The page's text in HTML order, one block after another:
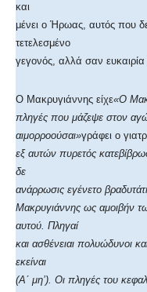
και
μένει ο Ήρωας, αυτός που
τετελεσμένο
γεγονός, αλλά σαν ευκαιρία
Ο Μακρυγιάννης είχε«Ο
πληγές που μάζεψε στον
αιμορροούσαι»γράφει ο
εξ αυτών πυρετός
δε
ανάρρωσις εγένετο
Μακρυγιάννης ως αμοιβήν
αυτού. Πληγαί
και ασθένειαι πολυώδυνοι
εκείναι
(Α΄ μη’). Οι πληγές του